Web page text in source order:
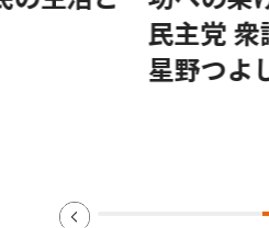
民主党 衆
星野つよし